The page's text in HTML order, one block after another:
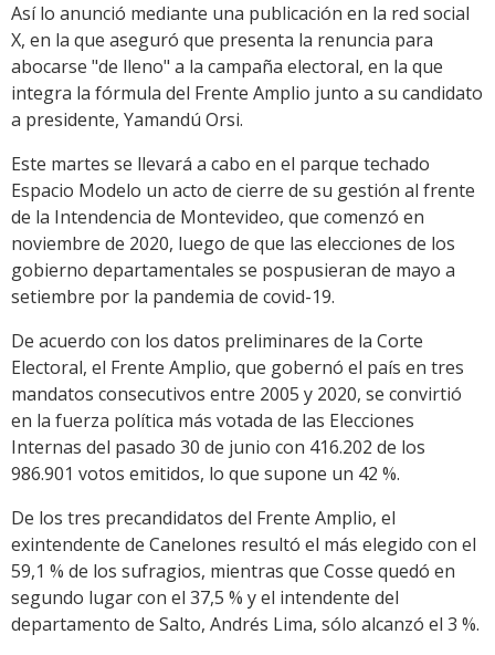
Así lo anunció mediante una publicación en la red social
X, en la que aseguró que presenta la renuncia para
abocarse "de lleno" a la campaña electoral, en la que
integra la fórmula del Frente Amplio junto a su candidato
a presidente, Yamandú Orsi.
Este martes se llevará a cabo en el parque techado
Espacio Modelo un acto de cierre de su gestión al frente
de la Intendencia de Montevideo, que comenzó en
noviembre de 2020, luego de que las elecciones de los
gobierno departamentales se pospusieran de mayo a
setiembre por la pandemia de covid-19.
De acuerdo con los datos preliminares de la Corte
Electoral, el Frente Amplio, que gobernó el país en tres
mandatos consecutivos entre 2005 y 2020, se convirtió
en la fuerza política más votada de las Elecciones
Internas del pasado 30 de junio con 416.202 de los
986.901 votos emitidos, lo que supone un 42 %.
De los tres precandidatos del Frente Amplio, el
exintendente de Canelones resultó el más elegido con el
59,1 % de los sufragios, mientras que Cosse quedó en
segundo lugar con el 37,5 % y el intendente del
departamento de Salto, Andrés Lima, sólo alcanzó el 3 %.